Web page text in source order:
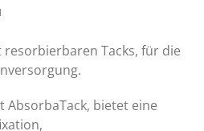
Tacks, für die
bietet eine